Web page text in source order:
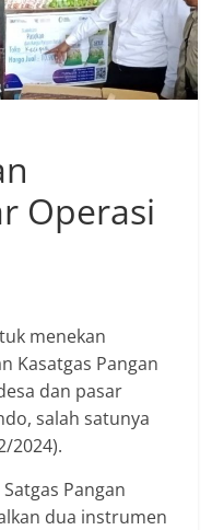
Operasi
menekan
Kasatgas Pangan
dan pasar
salah satunya
2024).
Pangan
dua instrumen